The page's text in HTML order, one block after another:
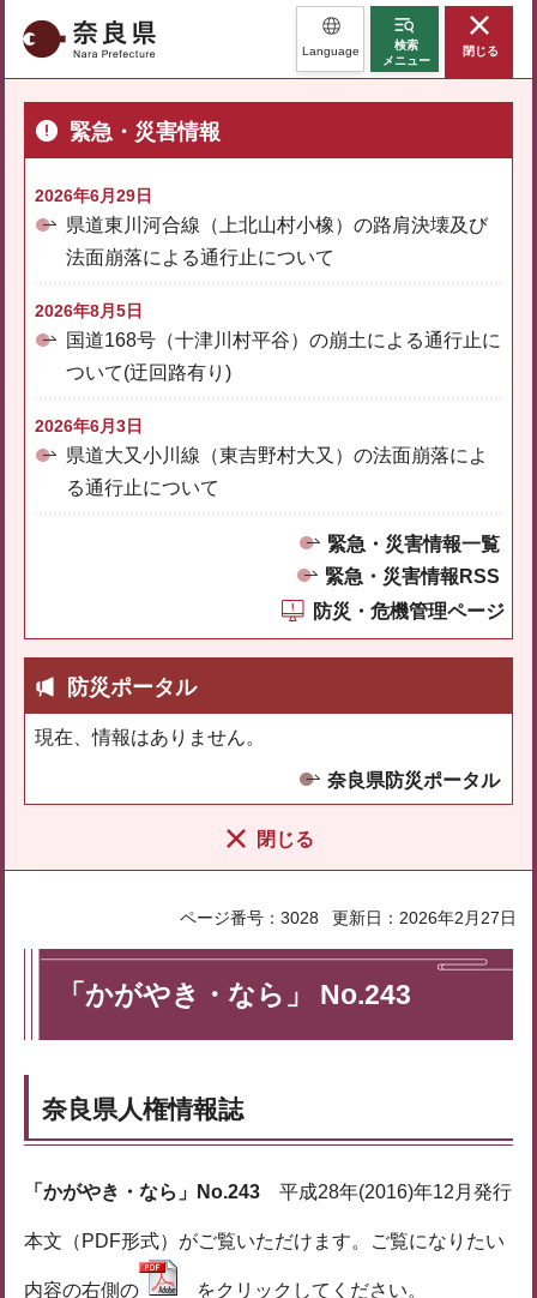
奈良県 Language
検索
メニュー
閉じる
緊急・災害情報
2026年6月29日
県道東川河合線（上北山村小橡）の路肩決壊及び
法面崩落による通行止について
2026年8月5日
国道168号（十津川村平谷）の崩土による通行止に
ついて(迂回路有り)
2026年6月3日
県道大又小川線（東吉野村大又）の法面崩落によ
る通行止について
緊急・災害情報一覧
緊急・災害情報RSS
防災・危機管理ページ
防災ポータル
現在、情報はありません。
奈良県防災ポータル
閉じる
ページ番号：3028 更新日：2026年2月27日
「かがやき・なら」 No.243
奈良県人権情報誌
「かがやき・なら」No.243 平成28年(2016)年12月発行
本文（PDF形式）がご覧いただけます。ご覧になりたい
内容の右側の をクリックしてください。